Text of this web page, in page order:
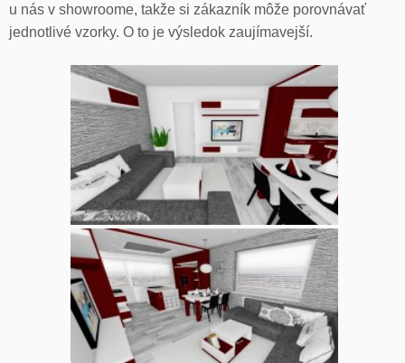
u nás v showroome, takže si zákazník môže porovnávať
jednotlivé vzorky. O to je výsledok zaujímavejší.